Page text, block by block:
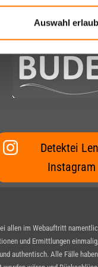
Auswahl
Detektei
Instagram
im Webauftritt
und Ermittlungen
authentisch. Alle Fälle